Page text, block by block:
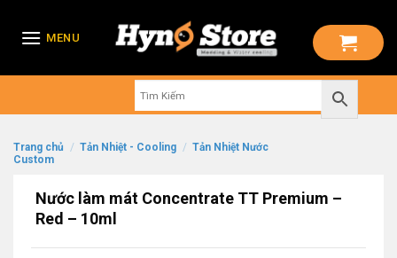
MENU
Trang chủ / Tản Nhiệt - Cooling / Tản Nhiệt Nước
Custom
Nước làm mát Concentrate TT Premium –
Red – 10ml